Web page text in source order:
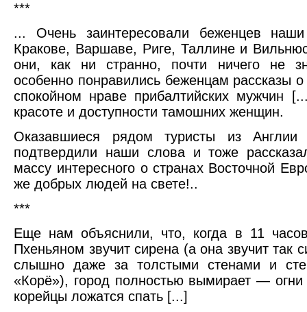
***
... Очень заинтересовали беженцев
Кракове, Варшаве, Риге, Таллине и
они, как ни странно, почти ничего не
особенно понравились беженцам рассказы
спокойном нраве прибалтийских мужчин
красоте и доступности тамошних женщин.
Оказавшиеся рядом туристы из
подтвердили наши слова и тоже
массу интересного о странах Восточной
же добрых людей на свете!..
***
Еще нам объяснили, что, когда в 11
Пхеньяном звучит сирена (а она звучит так
слышно даже за толстыми стенами и
«Корё»), город полностью вымирает — огни
корейцы ложатся спать [...]